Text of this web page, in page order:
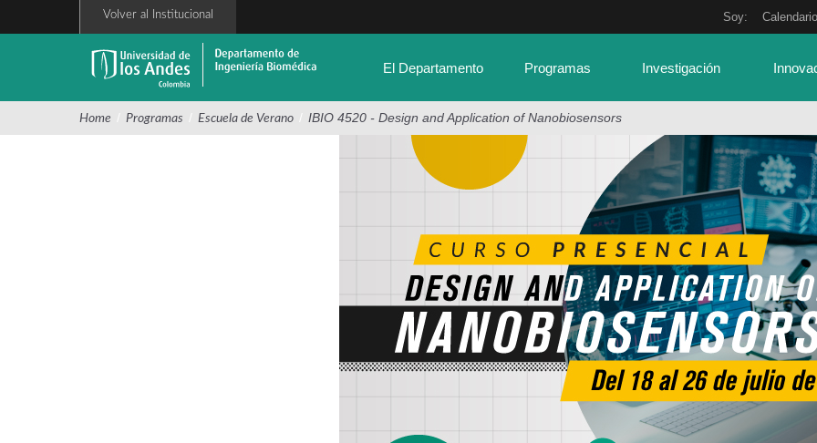
Soy: Calendario
Volver al Institucional
El Departamento Programas Investigación
Home / Programas / Escuela de Verano / IBIO 4520 - Design and Application of Nanobiosensors